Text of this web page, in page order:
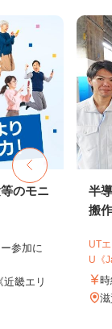
のモニ
参加に
畿エリ
半
搬
UT
U《